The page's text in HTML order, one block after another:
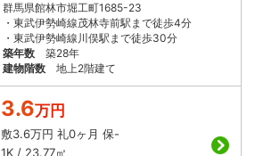
群馬県館林市堀工町1685-23
・東武伊勢崎線茂林寺前駅まで徒歩4分
・東武伊勢崎線川俣駅まで徒歩30分
築年数
築28年
建物階数
地上2階建て
3.6万円
敷3.6万円 礼0ヶ月 保-
1K / 23.77㎡